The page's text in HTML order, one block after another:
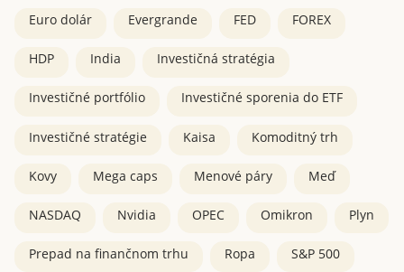
Euro dolár Evergrande FED FOREX
HDP India Investičná stratégia
Investičné portfólio Investičné sporenia do ETF
Investičné stratégie Kaisa Komoditný trh
Kovy Mega caps Menové páry Meď
NASDAQ Nvidia OPEC Omikron Plyn
Prepad na finančnom trhu Ropa S&P 500